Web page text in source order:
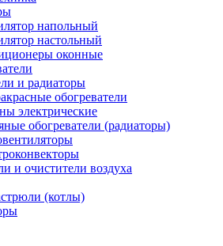
напольный
настольный
оконные
и радиаторы
обогреватели
электрические
обогреватели (радиаторы)
и очистители воздуха
(котлы)